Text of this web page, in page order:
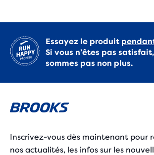
Essayez le produit
Si vous n’êtes pas
sommes pas non plus.
Inscrivez-vous dès maintenant pour
nos actualités, les infos sur les